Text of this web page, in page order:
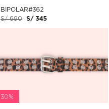
BIPOLAR#362
S/ 690
S/ 345
30%